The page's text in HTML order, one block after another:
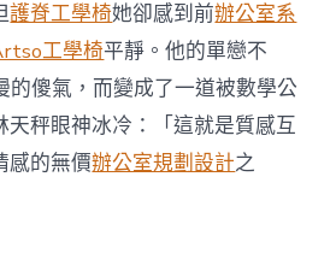
護脊工學椅她卻感到前辦公室系
工學椅平靜。他的單戀不
的傻氣，而變成了一道被數學公
天秤眼神冰冷：「這就是質感互
感的無價辦公室規劃設計之